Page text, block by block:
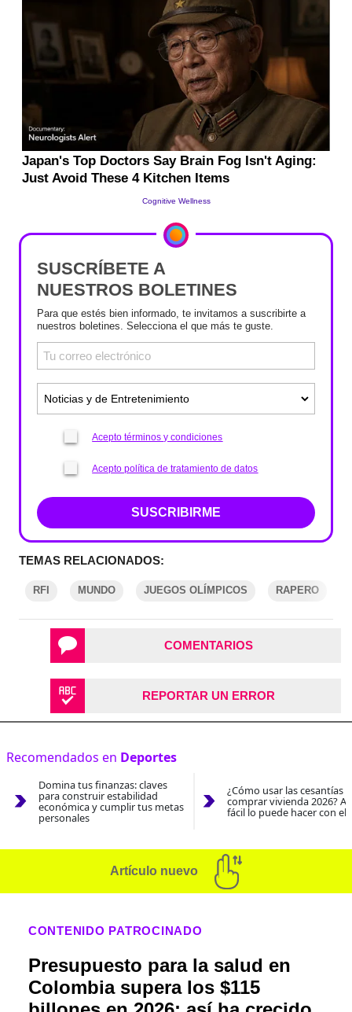
SUSCRÍBETE A
NUESTROS BOLETINES
Para que estés bien informado, te invitamos a suscribirte a
nuestros boletines. Selecciona el que más te guste.
Acepto términos y condiciones
Acepto política de tratamiento de datos
SUSCRIBIRME
TEMAS RELACIONADOS:
RFI MUNDO JUEGOS OLÍMPICOS RAPERO
COMENTARIOS
REPORTAR UN ERROR
Recomendados en Deportes
Domina tus finanzas: claves
para construir estabilidad
económica y cumplir tus metas
personales
¿Cómo usar las cesantías
comprar vivienda 2026?
fácil lo puede hacer con el
Artículo nuevo
CONTENIDO PATROCINADO
Presupuesto para la salud en
Colombia supera los $115